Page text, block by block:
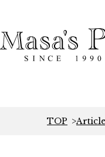
TOP